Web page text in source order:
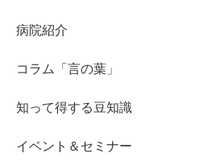
病院紹介
コラム「言の葉」
知って得する豆知識
イベント＆セミナー